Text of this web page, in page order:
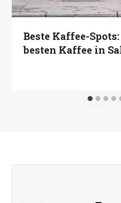
Beste Kaffee-
besten Kaffee in